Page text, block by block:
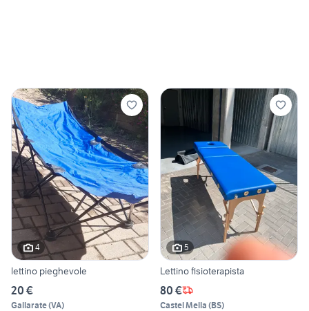
4
lettino pieghevole
20 €
Gallarate(VA)
5
Lettino fisioterapista
80 €
Castel Mella (BS)